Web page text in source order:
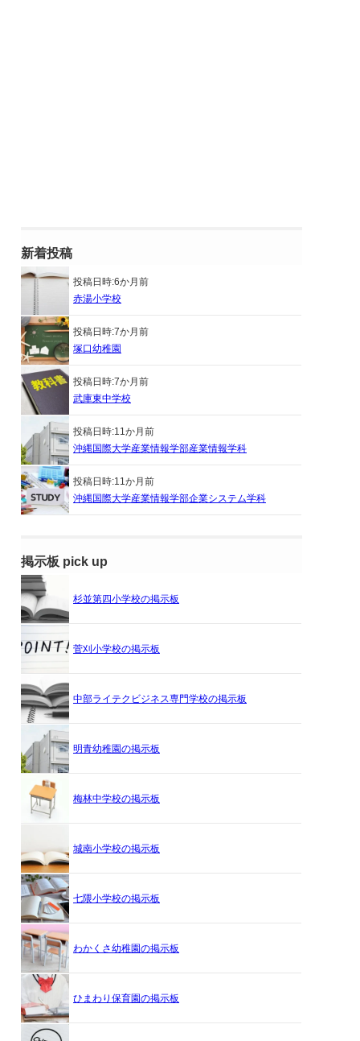
新着投稿
投稿日時:6か月前
赤湯小学校
投稿日時:7か月前
塚口幼稚園
投稿日時:7か月前
武庫東中学校
投稿日時:11か月前
沖縄国際大学産業情報学部産業情報学科
投稿日時:11か月前
沖縄国際大学産業情報学部企業システム学科
掲示板 pick up
杉並第四小学校の掲示板
菅刈小学校の掲示板
中部ライテクビジネス専門学校の掲示板
明青幼稚園の掲示板
梅林中学校の掲示板
城南小学校の掲示板
七隈小学校の掲示板
わかくさ幼稚園の掲示板
ひまわり保育園の掲示板